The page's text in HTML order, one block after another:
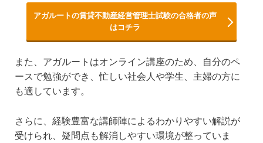
アガルートの賃貸不動産経営管理士試験の合格者の声
はコチラ
また、アガルートはオンライン講座のため、自分のペ
ースで勉強ができ、忙しい社会人や学生、主婦の方に
も適しています。
さらに、経験豊富な講師陣によるわかりやすい解説が
受けられ、疑問点も解消しやすい環境が整っていま